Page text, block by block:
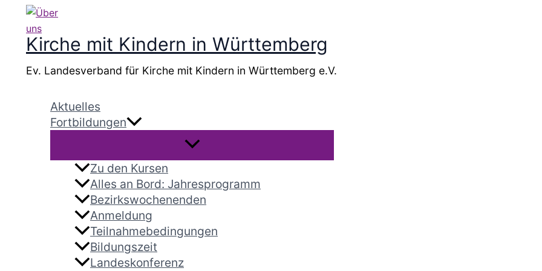
springenKirche mit Kindern in Württemberg
Ev. Landesverband für Kirche mit Kindern in Württemberg e.V.
Aktuelles
Fortbildungen
Zu den Kursen
Alles an Bord: Jahresprogramm
Bezirkswochenenden
Anmeldung
Teilnahmebedingungen
Bildungszeit
Landeskonferenz